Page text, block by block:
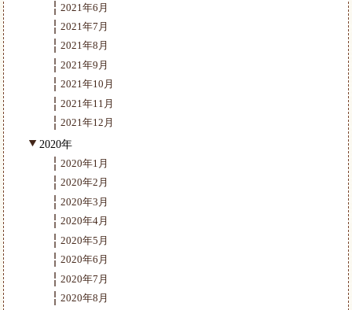
2021年6月
2021年7月
2021年8月
2021年9月
2021年10月
2021年11月
2021年12月
2020年
2020年1月
2020年2月
2020年3月
2020年4月
2020年5月
2020年6月
2020年7月
2020年8月